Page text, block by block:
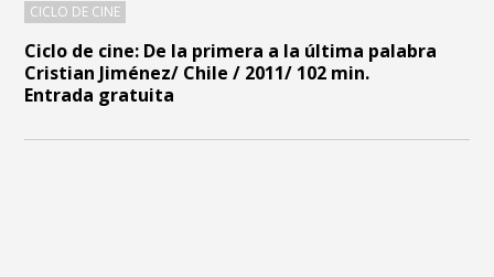
Ciclo de cine: De la primera a la última palabra
Cristian Jiménez/ Chile / 2011/ 102 min.
Entrada gratuita
CICLO DE CINE